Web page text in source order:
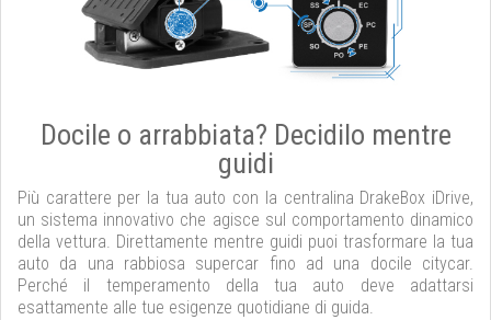
Docile o arrabbiata? Decidilo mentre
guidi
Più carattere per la tua auto con la centralina DrakeBox iDrive,
un sistema innovativo che agisce sul comportamento dinamico
della vettura. Direttamente mentre guidi puoi trasformare la tua
auto da una rabbiosa supercar fino ad una docile citycar.
Perché il temperamento della tua auto deve adattarsi
esattamente alle tue esigenze quotidiane di guida.